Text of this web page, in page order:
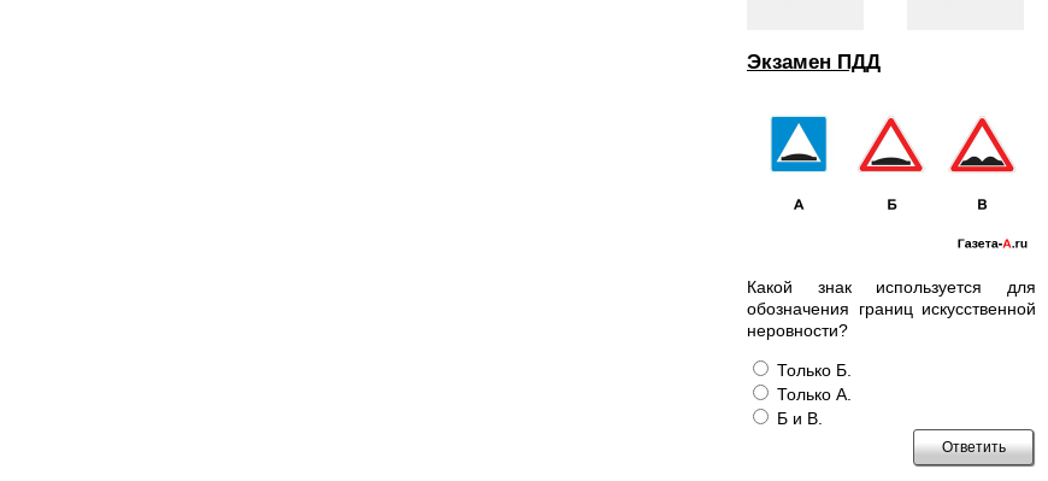
Экзамен ПДД
Какой знак используется для
обозначения границ искусственной
неровности?
Только Б.
Только А.
Б и В.